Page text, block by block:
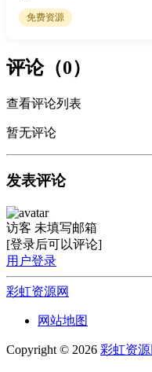
免费资源
评论（0）
查看评论列表
暂无评论
发表评论
访客 未填写邮箱
[登录后可以评论]
用户登录
彩虹资源网
网站地图
Copyright © 2026 彩虹资源